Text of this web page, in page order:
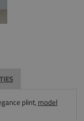
plint,model